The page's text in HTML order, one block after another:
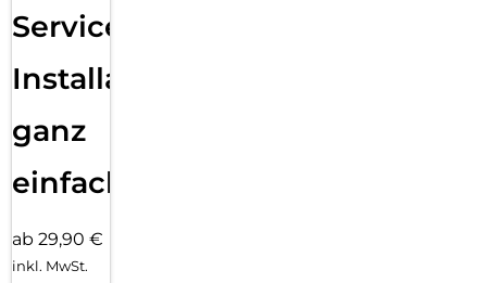
Services
Installation
ganz
einfach
ab 29,90 €
inkl. MwSt.